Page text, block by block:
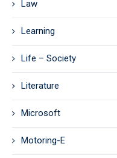
Law
Learning
Life – Society
Literature
Microsoft
Motoring-E